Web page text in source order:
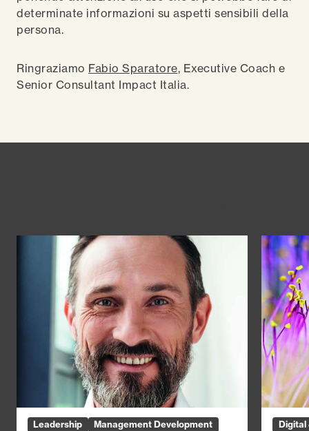
determinate informazioni su aspetti sensibili della
persona.
Ringraziamo Fabio Sparatore, Executive Coach e
Senior Consultant Impact Italia.
Leadership Management Development
Digital